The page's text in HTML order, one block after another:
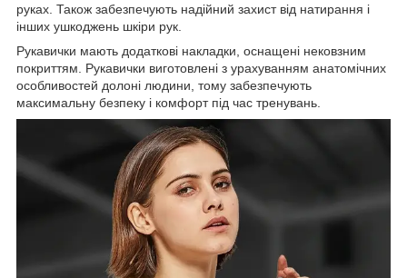
руках. Також забезпечують надійний захист від натирання і
інших ушкоджень шкіри рук.
Рукавички мають додаткові накладки, оснащені нековзним
покриттям. Рукавички виготовлені з урахуванням анатомічних
особливостей долоні людини, тому забезпечують
максимальну безпеку і комфорт під час тренувань.